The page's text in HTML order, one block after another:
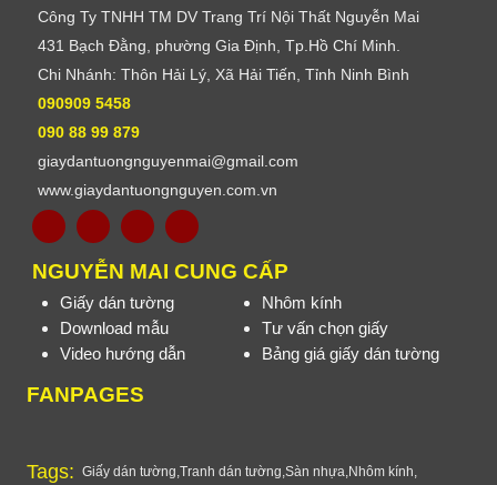
Công Ty TNHH TM DV Trang Trí Nội Thất Nguyễn Mai
431 Bạch Đằng, phường Gia Định, Tp.Hồ Chí Minh.
Chi Nhánh: Thôn Hải Lý, Xã Hải Tiến, Tỉnh Ninh Bình
090909 5458
090 88 99 879
giaydantuongnguyenmai@gmail.com
www.giaydantuongnguyen.com.vn
NGUYỄN MAI CUNG CẤP
Giấy dán tường
Nhôm kính
Download mẫu
Tư vấn chọn giấy
Video hướng dẫn
Bảng giá giấy dán tường
FANPAGES
Tags: Giấy dán tường, Tranh dán tường,Sàn nhựa,Nhôm kính,